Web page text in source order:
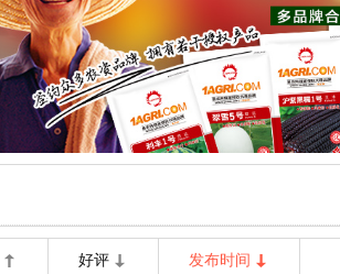
好评 发布时间